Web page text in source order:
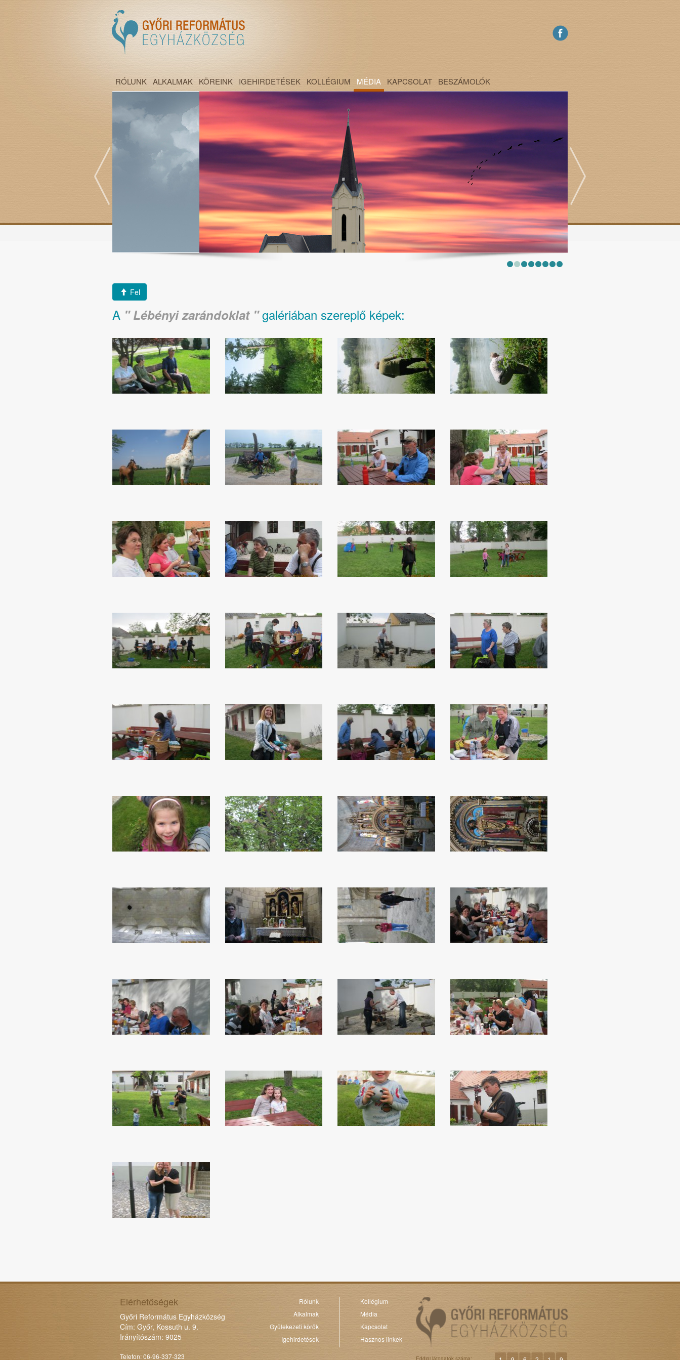
RÓLUNK ALKALMAK KÖREINK IGEHIRDETÉSEK KOLLÉGIUM MÉDIA KAPCSOLAT
BESZÁMOLÓK
Fel
A Lébényi zarándoklat galériában szereplő képek:
Elérhetőségek
Győri Református Egyházközség
Cím: Győr, Kossuth u. 9.
Irányítószám: 9025
Telefon: 06-96-337-323
Rólunk
Alkalmak
Gyülekezeti körök
Igehirdetések
Kollégium
Média
Kapcsolat
Hasznos linkek
Eddigi látogatók száma: